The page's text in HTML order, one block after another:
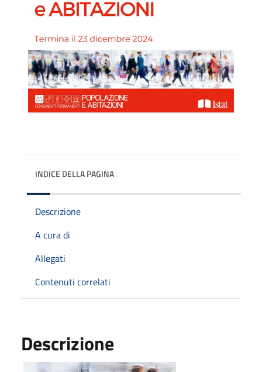
INDICE DELLA PAGINA
Descrizione
A cura di
Allegati
Contenuti correlati
Descrizione